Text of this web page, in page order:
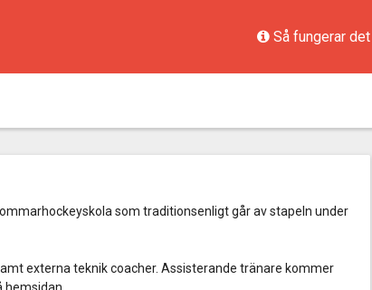
Så fungerar det
som traditionsenligt går av stapeln under
externa teknik coacher. Assisterande tränare kommer